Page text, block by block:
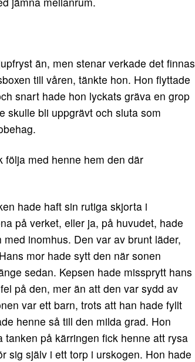
än, men stenar verkade det finnas
till våren, tänkte hon. Hon flyttade
snart hade hon lyckats gräva en grop
skulle bli uppgrävt och sluta som
följa med henne hem den där
hade haft sin rutiga skjorta i
på verket, eller ja, på huvudet, hade
inomhus. Den var av brunt läder,
mor hade sytt den när sonen
sedan. Kepsen hade missprytt hans
på den, mer än att den var sydd av
var ett barn, trots att han hade fyllt
henne så till den milda grad. Hon
på kärringen fick henne att rysa
sig själv i ett torp i urskogen. Hon hade